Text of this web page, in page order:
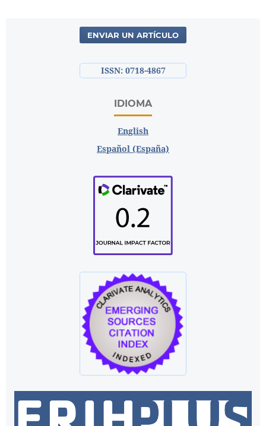
ENVIAR UN ARTÍCULO
ISSN: 0718-4867
IDIOMA
English
Español (España)